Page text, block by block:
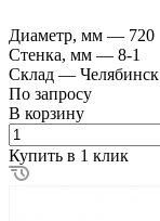
Диаметр, мм — 720
Стенка, мм — 8-1
Склад — Челябинск
По запросу
В корзину
Купить в 1 клик